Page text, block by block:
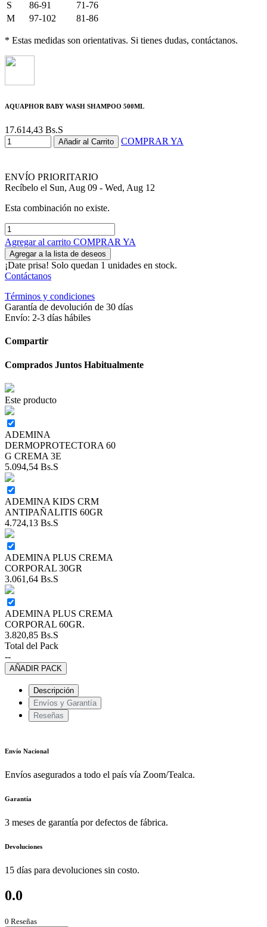
S 86-91
71-76
M
97-102 81-86
* Estas medidas son orientativas. Si tienes dudas, contáctanos.
AQUAPHOR BABY WASH SHAMPOO 500ML
17.614,43 Bs.S
Añadir al Carrito COMPRAR YA
ENVÍO PRIORITARIO
Recíbelo el Sun, Aug 09 - Wed, Aug 12
Esta combinación no existe.
Agregar al carrito COMPRAR YA
Agregar a la lista de deseos
¡Date prisa! Solo quedan 1 unidades en stock.
Contáctanos
Términos y condiciones
Garantía de devolución de 30 días
Envío: 2-3 días hábiles
Compartir
Comprados Juntos Habitualmente
Este producto
ADEMINA
DERMOPROTECTORA 60
G CREMA 3E
5.094,54 Bs.S
ADEMINA KIDS CRM
ANTIPAÑALITIS 60GR
4.724,13 Bs.S
ADEMINA PLUS CREMA
CORPORAL 30GR
3.061,64 Bs.S
ADEMINA PLUS CREMA
CORPORAL 60GR.
3.820,85 Bs.S
Total del Pack
--
AÑADIR PACK
Descripción
Envíos y Garantía
Reseñas
Envío Nacional
Envíos asegurados a todo el país vía Zoom/Tealca.
Garantía
3 meses de garantía por defectos de fábrica.
Devoluciones
15 días para devoluciones sin costo.
0.0
0 Reseñas